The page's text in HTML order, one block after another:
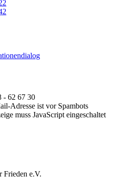
- 62 67 30
Adresse ist vor Spambots
muss JavaScript eingeschaltet
Frieden e.V.